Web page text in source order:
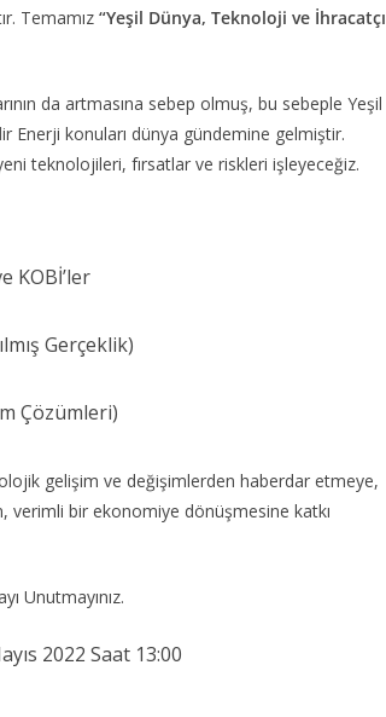
Temamız “Yeşil Dünya, Teknoloji ve İhracatçı
da artmasına sebep olmuş, bu sebeple Yeşil
Enerji konuları dünya gündemine gelmiştir.
teknolojileri, fırsatlar ve riskleri işleyeceğiz.
KOBİ’ler
Gerçeklik)
Çözümleri)
gelişim ve değişimlerden haberdar etmeye,
verimli bir ekonomiye dönüşmesine katkı
Unutmayınız.
2022 Saat 13:00